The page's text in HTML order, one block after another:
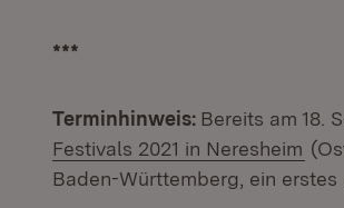
***
Terminhinweis: Bereits am 18.
Festivals 2021 in Neresheim
Baden-Württemberg, ein